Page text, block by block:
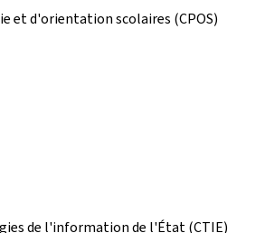
et d'orientation scolaires (CPOS)
de l'information de l'État (CTIE)